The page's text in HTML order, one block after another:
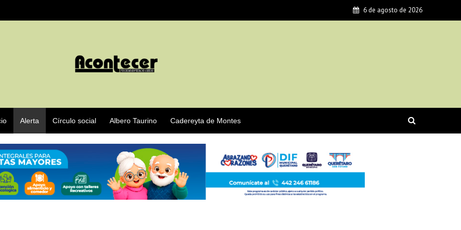
6 de agosto de 2026
Alerta Círculo social Albero Taurino Cadereyta de Montes